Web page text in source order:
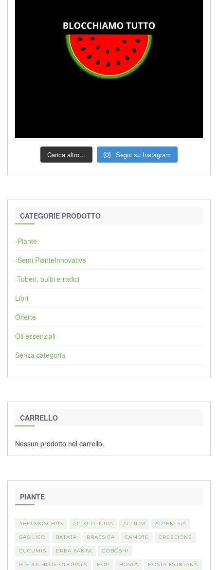
Carica altro… Segui su Instagram
CATEGORIE PRODOTTO
-Piante
-Semi PianteInnovative
-Tuberi, bulbi e radici
Libri
Offerte
Oli essenziali
Senza categoria
CARRELLO
Nessun prodotto nel carrello.
PIANTE
ABELMOSCHUS AGRICOLTURA ALLIUM ARTEMISIA
BASILICO BATATA BRASSICA CAMOTE CRESCIONE
CUCUMIS ERBA SANTA GOBOSHI
HIEROCHLOE ODORATA HOP HOSTA HOSTA MONTANA